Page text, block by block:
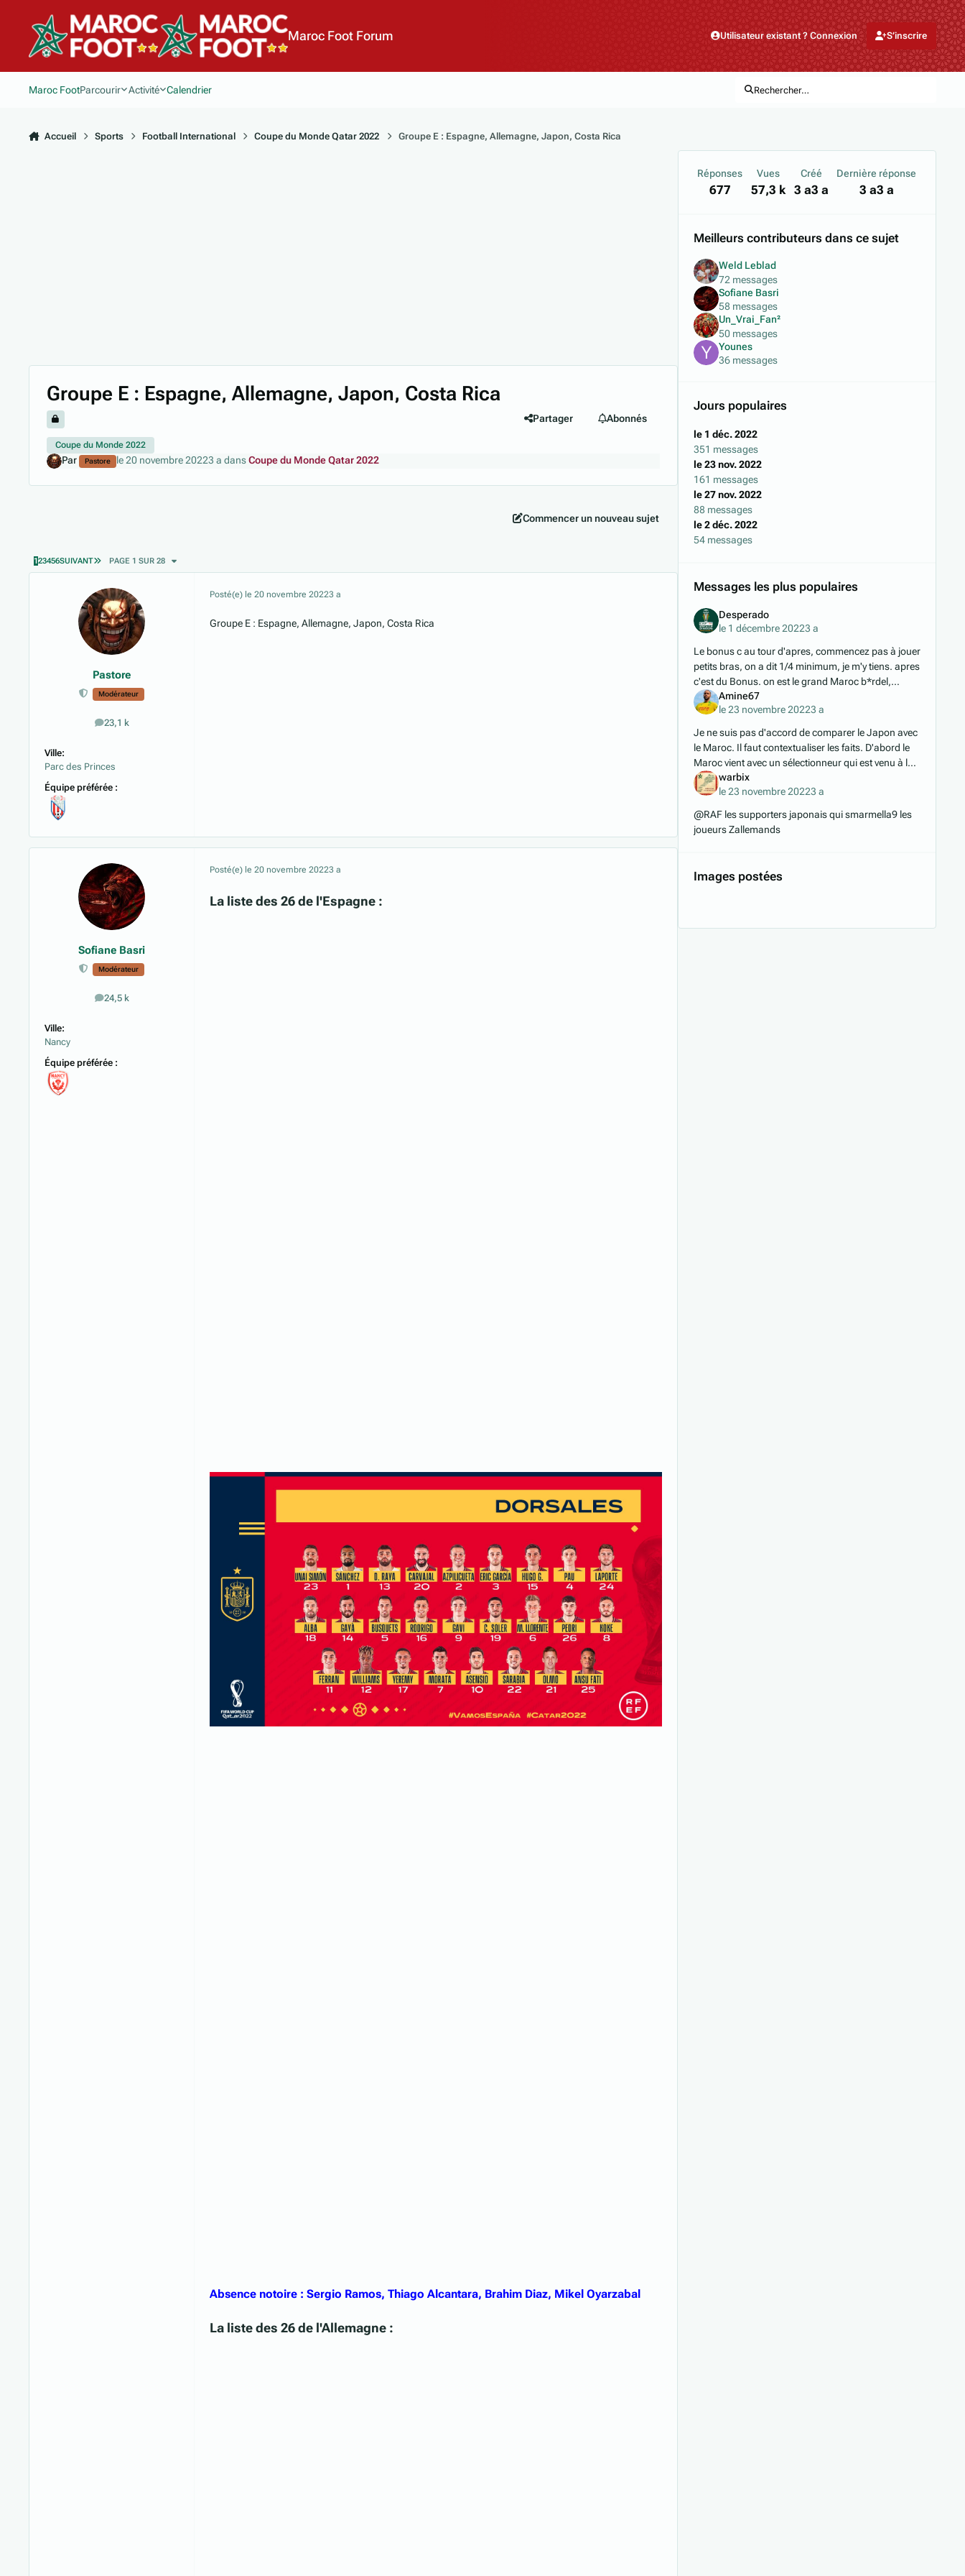
Maroc Foot Forum Utilisateur existant ? Connexion S’inscrire
Maroc FootParcourir Activité Calendrier Rechercher…
Accueil Sports Football International Coupe du Monde Qatar 2022 Groupe E : Espagne, Allemagne, Japon, Costa Rica
Groupe E : Espagne, Allemagne, Japon, Costa Rica
Coupe du Monde 2022
Partager Abonnés
Par Pastore le 20 novembre 20223 a dansCoupe du Monde Qatar 2022
Commencer un nouveau sujet
123456SUIVANT DERNIÈRE PAGE
PAGE 1 SUR 28
Pastore
Modérateur
23,1 k
messages
Ville:
Parc des Princes
Équipe préférée :
Posté(e) le 20 novembre 20223 a
Groupe E : Espagne, Allemagne, Japon, Costa Rica
Sofiane Basri
Modérateur
24,5 k
messages
Ville:
Nancy
Équipe préférée :
Posté(e) le 20 novembre 20223 a
La liste des 26 de l'Espagne :
Absence notoire : Sergio Ramos, Thiago Alcantara, Brahim Diaz, Mikel Oyarzabal
La liste des 26 de l'Allemagne :
Réponses
677
Vues
57,3 k
Créé
3 a3 a
Dernière réponse
3 a3 a
Meilleurs contributeurs dans ce sujet
Weld Leblad
72 messages
Sofiane Basri
58 messages
Un_Vrai_Fan²
50 messages
Younes
36 messages
Jours populaires
le 1 déc. 2022
351 messages
le 23 nov. 2022
161 messages
le 27 nov. 2022
88 messages
le 2 déc. 2022
54 messages
Messages les plus populaires
Desperado
le 1 décembre 20223 a
Le bonus c au tour d'apres, commencez pas à jouer
petits bras, on a dit 1/4 minimum, je m'y tiens. apres
c'est du Bonus. on est le grand Maroc b*rdel,
arretez de vous voir petits!
Amine67
le 23 novembre 20223 a
Je ne suis pas d'accord de comparer le Japon avec
le Maroc. Il faut contextualiser les faits. D'abord le
Maroc vient avec un sélectionneur qui est venu à la
sauvette donc le temps de mettre
warbix
le 23 novembre 20223 a
@RAF les supporters japonais qui smarmella9 les
Images postées